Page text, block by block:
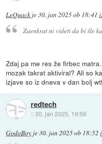
LeQuack je30. jan 2025 ob 18:41
Zaenkrat ni videti da bi šle
Zdaj pa me res že firbec
mozak takrat aktiviral? Ali so
izjave so iz dneva v dan bolj
redtech
::30. jan 2025, 19:56
GodoBoy je30. jan 2025 ob 18:52